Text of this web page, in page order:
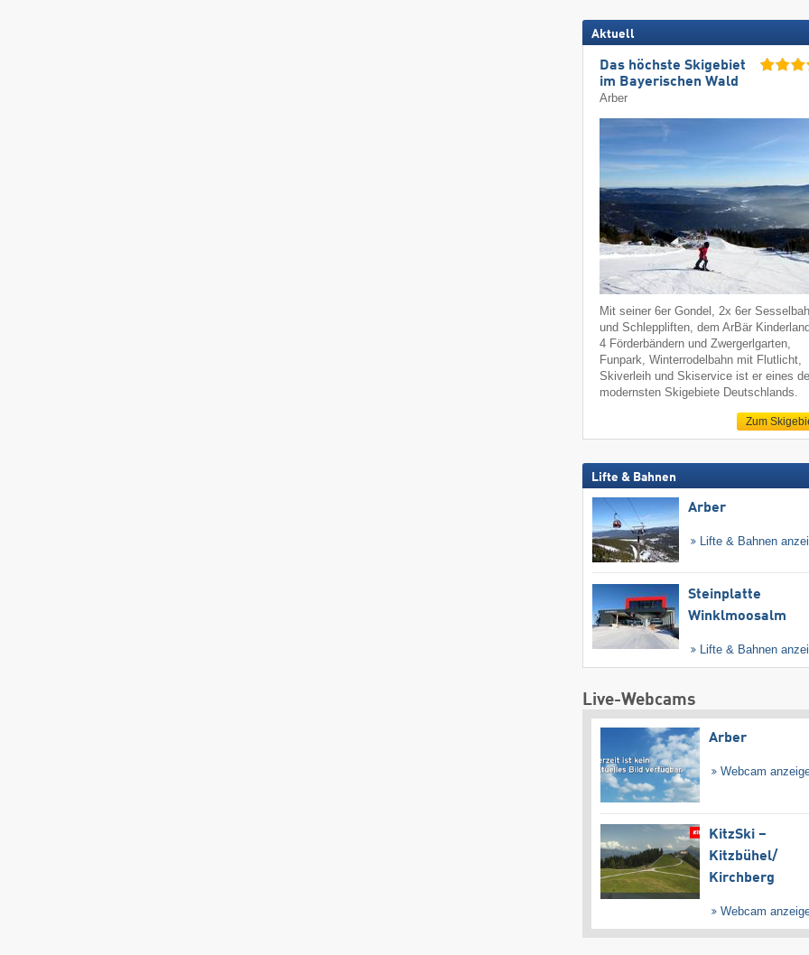
Aktuell
Das höchste Skigebiet
im Bayerischen Wald
Arber
Mit seiner 6er Gondel, 2x 6er
und Schleppliften, dem ArBär
4 Förderbändern und Zwergerlgarten,
Funpark, Winterrodelbahn mit Flutlicht,
Skiverleih und Skiservice ist er eines
modernsten Skigebiete Deutschlands.
Zum
Lifte & Bahnen
Arber
Lifte & Bahnen
Steinplatte
Winklmoosalm
Lifte & Bahnen
Live-Webcams
Arber
Webcam
KitzSki –
Kitzbühel/​
Kirchberg
Webcam